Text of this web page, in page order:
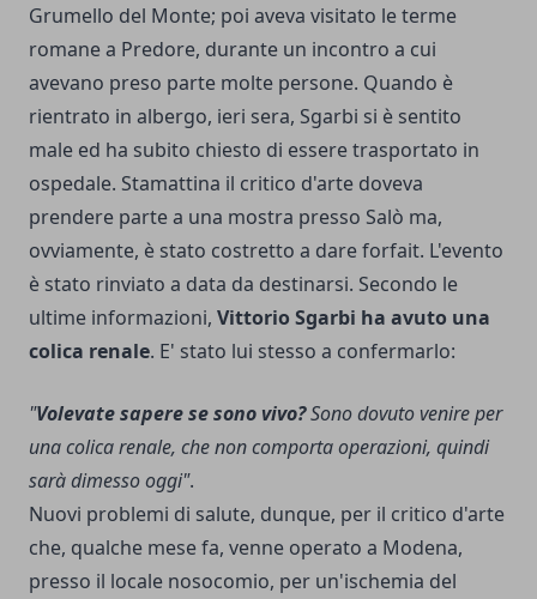
Grumello del Monte; poi aveva visitato le terme
romane a Predore, durante un incontro a cui
avevano preso parte molte persone. Quando è
rientrato in albergo, ieri sera, Sgarbi si è sentito
male ed ha subito chiesto di essere trasportato in
ospedale. Stamattina il critico d'arte doveva
prendere parte a una mostra presso Salò ma,
ovviamente, è stato costretto a dare forfait. L'evento
è stato rinviato a data da destinarsi. Secondo le
ultime informazioni, Vittorio Sgarbi ha avuto una
colica renale. E' stato lui stesso a confermarlo:
"Volevate sapere se sono vivo?Sono dovuto venire per
una colica renale, che non comporta operazioni, quindi
sarà dimesso oggi".
Nuovi problemi di salute, dunque, per il critico d'arte
che, qualche mese fa, venne operato a Modena,
presso il locale nosocomio, per un'ischemia del